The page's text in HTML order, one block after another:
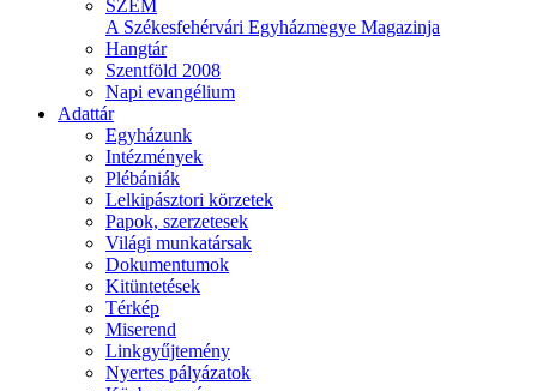
SZEM
A Székesfehérvári Egyházmegye Magazinja
Hangtár
Szentföld 2008
Napi evangélium
Adattár
Egyházunk
Intézmények
Plébániák
Lelkipásztori körzetek
Papok, szerzetesek
Világi munkatársak
Dokumentumok
Kitüntetések
Térkép
Miserend
Linkgyűjtemény
Nyertes pályázatok